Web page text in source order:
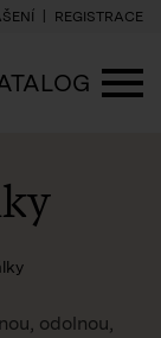
REGISTRACE
odolnou,